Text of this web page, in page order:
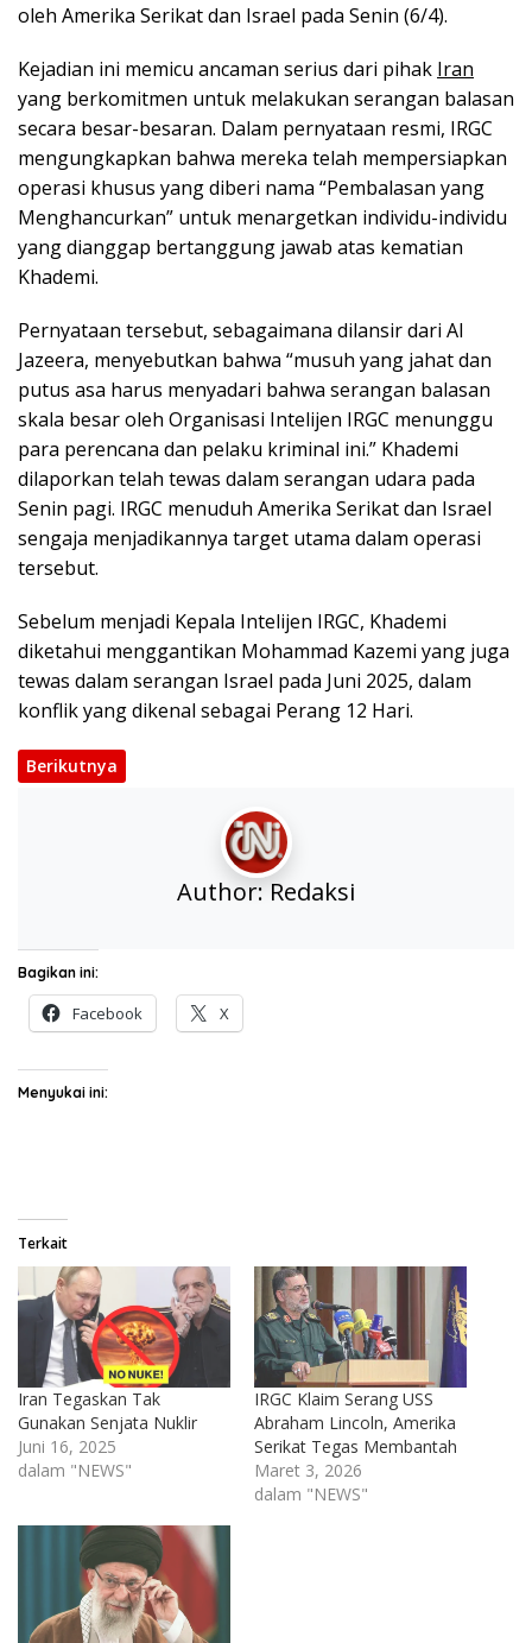
oleh Amerika Serikat dan Israel pada Senin (6/4).
Kejadian ini memicu ancaman serius dari pihak Iran
yang berkomitmen untuk melakukan serangan balasan
secara besar-besaran. Dalam pernyataan resmi, IRGC
mengungkapkan bahwa mereka telah mempersiapkan
operasi khusus yang diberi nama “Pembalasan yang
Menghancurkan” untuk menargetkan individu-individu
yang dianggap bertanggung jawab atas kematian
Khademi.
Pernyataan tersebut, sebagaimana dilansir dari Al
Jazeera, menyebutkan bahwa “musuh yang jahat dan
putus asa harus menyadari bahwa serangan balasan
skala besar oleh Organisasi Intelijen IRGC menunggu
para perencana dan pelaku kriminal ini.” Khademi
dilaporkan telah tewas dalam serangan udara pada
Senin pagi. IRGC menuduh Amerika Serikat dan Israel
sengaja menjadikannya target utama dalam operasi
tersebut.
Sebelum menjadi Kepala Intelijen IRGC, Khademi
diketahui menggantikan Mohammad Kazemi yang juga
tewas dalam serangan Israel pada Juni 2025, dalam
konflik yang dikenal sebagai Perang 12 Hari.
Berikutnya
Author:Redaksi
Bagikan ini:
Facebook X
Menyukai ini:
Terkait
Iran Tegaskan Tak
Gunakan Senjata Nuklir
Juni 16, 2025
dalam "NEWS"
IRGC Klaim Serang USS
Abraham Lincoln, Amerika
Serikat Tegas Membantah
Maret 3, 2026
dalam "NEWS"